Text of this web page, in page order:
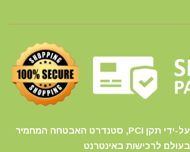
אתר זה מאובטח על-ידי תקן PCI, סטנדרט האבטחה המחמיר
בעולם לרכישות באינטרנט